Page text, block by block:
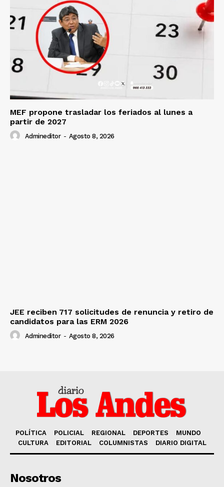
MEF propone trasladar los feriados al lunes a
partir de 2027
Admineditor - Agosto 8, 2026
JEE reciben 717 solicitudes de renuncia y retiro de
candidatos para las ERM 2026
Admineditor - Agosto 8, 2026
POLÍTICA POLICIAL REGIONAL DEPORTES
MUNDO
CULTURA
EDITORIAL COLUMNISTAS DIARIO DIGITAL
Nosotros